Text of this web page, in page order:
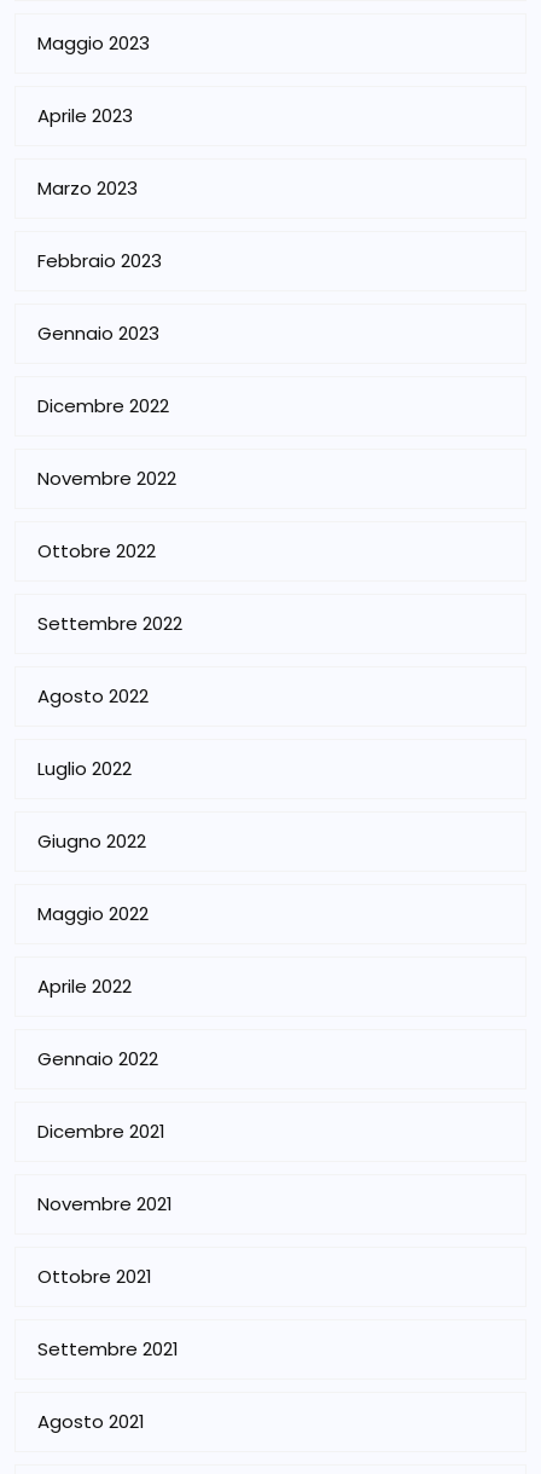
Maggio 2023
Aprile 2023
Marzo 2023
Febbraio 2023
Gennaio 2023
Dicembre 2022
Novembre 2022
Ottobre 2022
Settembre 2022
Agosto 2022
Luglio 2022
Giugno 2022
Maggio 2022
Aprile 2022
Gennaio 2022
Dicembre 2021
Novembre 2021
Ottobre 2021
Settembre 2021
Agosto 2021